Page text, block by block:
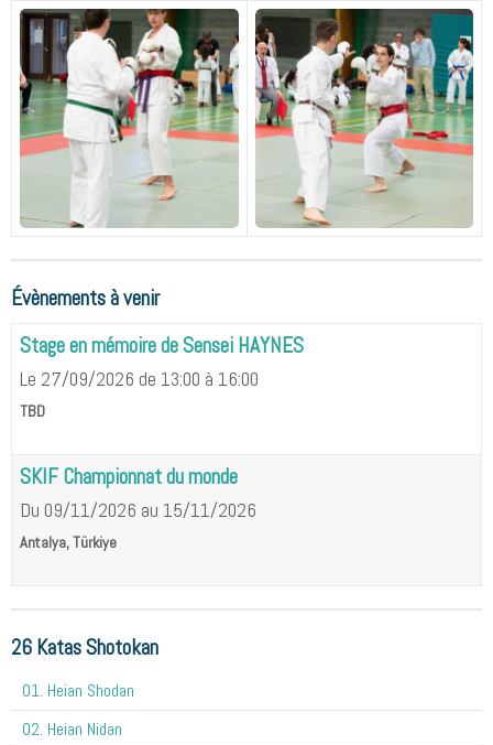
Évènements à venir
Stage en mémoire de Sensei HAYNES
Le 27/09/2026 de 13:00 à 16:00
TBD
SKIF Championnat du monde
Du 09/11/2026 au 15/11/2026
Antalya, Türkiye
26 Katas Shotokan
01. Heian Shodan
02. Heian Nidan